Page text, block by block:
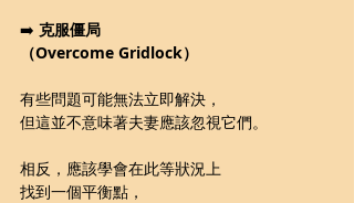
➡️ 克服僵局
（Overcome Gridlock）
有些問題可能無法立即解決，
但這並不意味著夫妻應該忽視它們。
相反，應該學會在此等狀況上
找到一個平衡點，